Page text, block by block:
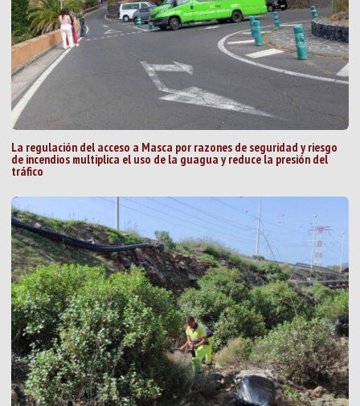
La regulación del acceso a Masca por razones de seguridad y riesgo
de incendios multiplica el uso de la guagua y reduce la presión del
tráfico